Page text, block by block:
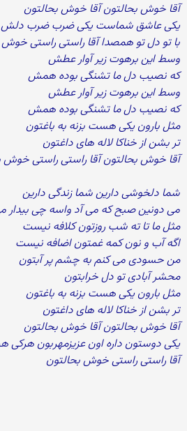
آقا خوش بحالتون آقا خوش بحالتون
یکی عاشق شماست یکی ضرب ضرب دلش
با تو دل تو همصدا آقا راستی راستی خوش
وسط این برهوت زیر آوار عطش
که نصیب دل ما تشنگی بوده همش
وسط این برهوت زیر آوار عطش
که نصیب دل ما تشنگی بوده همش
مثل بارون یکی هست بزنه به باغتون
تر بشن از خناکا لاله های داغتون
آقا خوش بحالتون آقا راستی راستی خوش
شما دلخوشی دارین شما زندگی دارین
می دونین صبح که می آد واسه چی
مثل ما تا ته شب روزتون کلافه نیست
اگه آب و نون کمه غمتون اضافه نیست
من حسودی می کنم به چشم پر آبتون
محشر آبادی تو دل خرابتون
مثل بارون یکی هست بزنه به باغتون
تر بشن از خناکا لاله های داغتون
آقا خوش بحالتون آقا خوش بحالتون
یکی دوستون داره اون عزیزمهربون
آقا راستی راستی خوش بحالتون